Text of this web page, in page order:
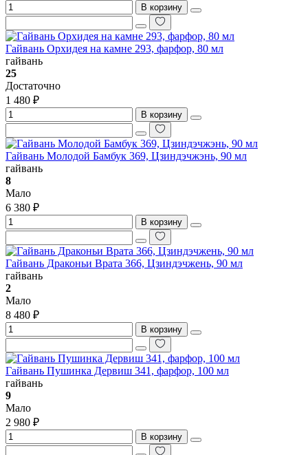
В корзину
Гайвань Орхидея на камне 293, фарфор, 80 мл
гайвань
25
Достаточно
1 480 ₽
В корзину
Гайвань Молодой Бамбук 369, Цзиндэчжэнь, 90 мл
гайвань
8
Мало
6 380 ₽
В корзину
Гайвань Драконьи Врата 366, Цзиндэчжень, 90 мл
гайвань
2
Мало
8 480 ₽
В корзину
Гайвань Пушинка Дервиш 341, фарфор, 100 мл
гайвань
9
Мало
2 980 ₽
В корзину